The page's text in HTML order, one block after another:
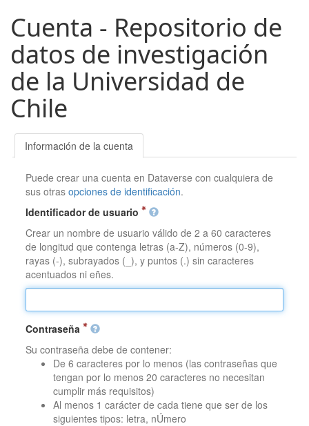
Cuenta - Repositorio de
datos de investigación
de la Universidad de
Chile
Información de la cuenta
Puede crear una cuenta en Dataverse con cualquiera de
sus otrasopciones de identificación.
Identificador de usuario
Crear un nombre de usuario válido de 2 a 60 caracteres
de longitud que contenga letras (a-Z), números (0-9),
rayas (-), subrayados (_), y puntos (.) sin caracteres
acentuados ni eñes.
Contraseña
Su contraseña debe de contener:
De 6 caracteres por lo menos (las contraseñas que
tengan por lo menos 20 caracteres no necesitan
cumplir más requisitos)
Al menos 1 carácter de cada tiene que ser de los
siguientes tipos: letra, nÚmero